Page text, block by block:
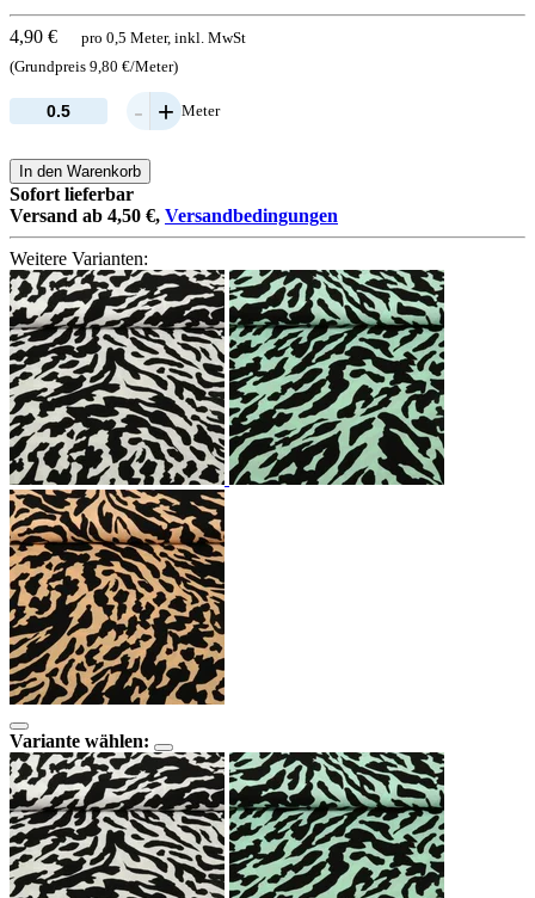
4,90 €
pro 0,5 Meter, inkl. MwSt
(Grundpreis 9,80 €/Meter)
- + Meter
In den Warenkorb
Sofort lieferbar
Versand ab 4,50 €, Versandbedingungen
Weitere Varianten:
Variante wählen: